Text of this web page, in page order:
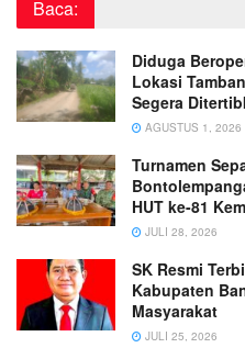
Baca:
Diduga
Lokasi
Segera
AGUSTUS 1, 2026
Turnamen
HUT ke-81
JULI 28, 2026
SK Resmi
Kabupaten
Masyarakat
JULI 25, 2026